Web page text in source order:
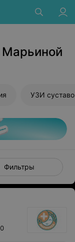
Марьиной
УЗИ
Фильтры